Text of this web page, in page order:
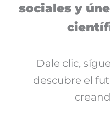
sociales y
Dale clic,
descubre el